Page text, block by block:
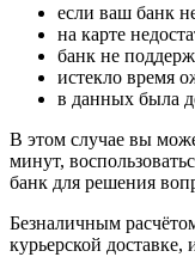
если ваш банк
на карте
банк не
истекло время
в данных была
В этом случае вы
минут,
банк для решения
Безналичным
курьерской доставке,